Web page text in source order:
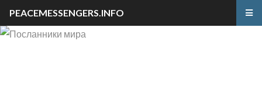
PEACEMESSENGERS.INFO